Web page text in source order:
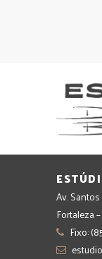
Av.
Fortaleza
Fixo: